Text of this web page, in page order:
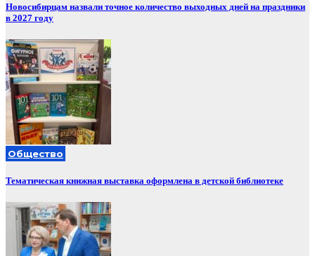
Новосибирцам назвали точное количество выходных дней на праздники
в 2027 году
Общество
Тематическая книжная выставка оформлена в детской библиотеке